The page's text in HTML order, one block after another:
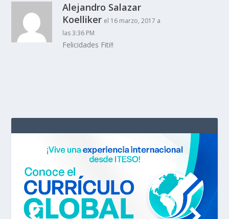
Alejandro Salazar
Koelliker el 16 marzo, 2017 a
las 3:36 PM
Felicidades Fiti!!